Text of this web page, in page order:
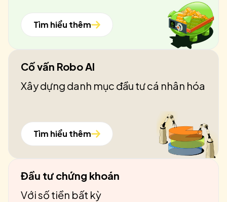
Tìm hiểu thêm
Cố vấn Robo AI
Xây dựng danh mục đầu tư cá nhân hóa
Tìm hiểu thêm
Đầu tư chứng khoán
Với số tiền bất kỳ